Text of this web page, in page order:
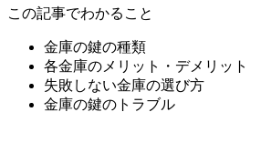
この記事でわかること
金庫の鍵の種類
各金庫のメリット・デメリット
失敗しない金庫の選び方
金庫の鍵のトラブル